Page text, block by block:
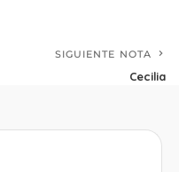
SIGUIENTE NOTA
Cecilia